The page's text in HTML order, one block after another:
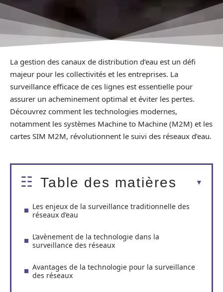
La gestion des canaux de distribution d’eau est un défi
majeur pour les collectivités et les entreprises. La
surveillance efficace de ces lignes est essentielle pour
assurer un acheminement optimal et éviter les pertes.
Découvrez comment les technologies modernes,
notamment les systèmes Machine to Machine (M2M) et les
cartes SIM M2M, révolutionnent le suivi des réseaux d’eau.
Table des matières
Les enjeux de la surveillance traditionnelle des
réseaux d’eau
L’avènement de la technologie dans la
surveillance des réseaux
Avantages de la technologie pour la surveillance
des réseaux